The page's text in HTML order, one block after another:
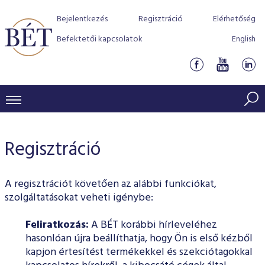
Bejelentkezés Regisztráció
Elérhetőség
Befektetői kapcsolatok
English
INDEXEK
Kötvényindexek
Jelzáloglevél indexek
Vállalati kötvény indexek
Kedvenc instrumentumok
Azonnali Piac
Részvények
Származékos piac
BEFEKTETŐK
Termékcsoportok
Indexek
Részvény szekció
Hitelpapír szekció
Szabályozás
BÉT szabályzatok
Befektetővédelem
Alkalmazott díjstruktúra
Elszámolás
KIBOCSÁTÓK
program
BÉT Xtend - Részvénypiac egyszerűen
Tőzsdetagok, üzletkötők
VENDOROK
Regisztráció
A regisztrációt követően az alábbi funkciókat,
szolgáltatásokat veheti igénybe:
Feliratkozás:A BÉT korábbi hírleveléhez
hasonlóan újra beállíthatja, hogy Ön is első kézből
kapjon értesítést termékekkel és szekciótagokkal